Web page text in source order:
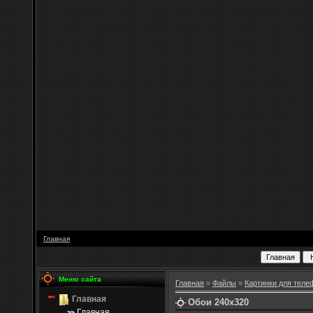
Главная
Меню сайта
Главная
Главная » Файлы » Картинки для
Обои 240x320